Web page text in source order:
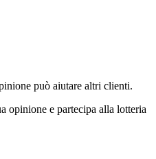
può aiutare altri clienti.
opinione e partecipa alla lotteria